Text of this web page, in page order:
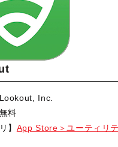
Lookout, Inc.
料
】 App Store＞ユーティリ